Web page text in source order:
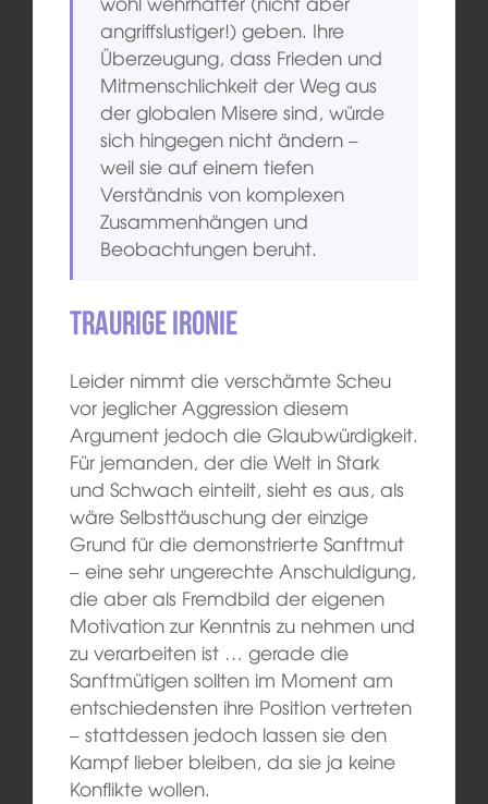
angriffslustiger!) geben. Ihre
Überzeugung, dass Frieden und
Mitmenschlichkeit der Weg aus
der globalen Misere sind, würde
sich hingegen nicht ändern –
weil sie auf einem tiefen
Verständnis von komplexen
Zusammenhängen und
Beobachtungen beruht.
Traurige Ironie
Leider nimmt die verschämte Scheu
vor jeglicher Aggression diesem
Argument jedoch die Glaubwürdigkeit.
Für jemanden, der die Welt in Stark
und Schwach einteilt, sieht es aus, als
wäre Selbsttäuschung der einzige
Grund für die demonstrierte Sanftmut
– eine sehr ungerechte Anschuldigung,
die aber als Fremdbild der eigenen
Motivation zur Kenntnis zu nehmen und
zu verarbeiten ist … gerade die
Sanftmütigen sollten im Moment am
entschiedensten ihre Position vertreten
– stattdessen jedoch lassen sie den
Kampf lieber bleiben, da sie ja keine
Konflikte wollen.